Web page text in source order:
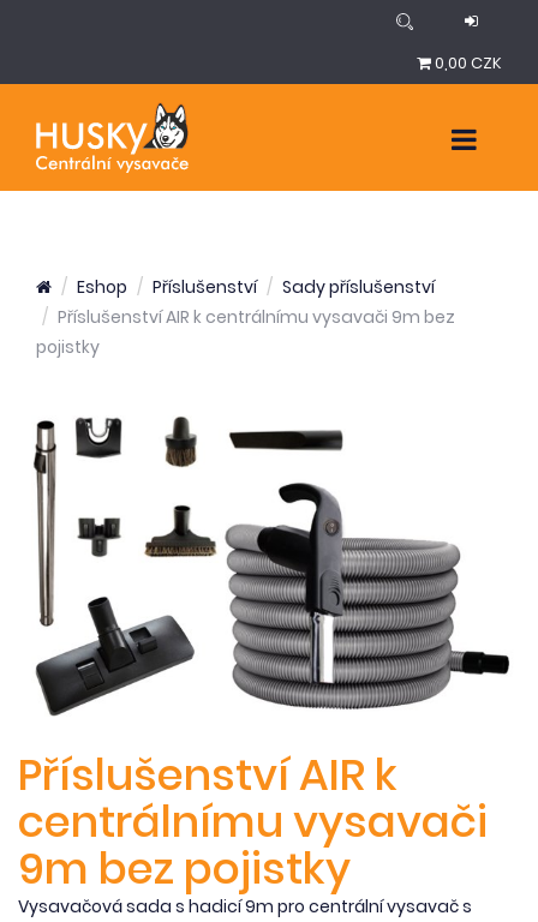
0,00 CZK
Eshop Příslušenství
Sady příslušenství
Příslušenství AIR k centrálnímu vysavači 9m bez
pojistky
Příslušenství AIR k
centrálnímu vysavači
9m bez pojistky
Vysavačová sada s hadicí 9m pro centrální vysavač s